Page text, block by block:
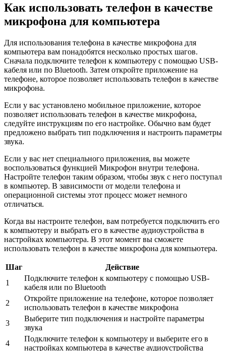
Как использовать телефон в качестве
микрофона для компьютера
Для использования телефона в качестве микрофона для
компьютера вам понадобятся несколько простых шагов.
Сначала подключите телефон к компьютеру с помощью USB-
кабеля или по Bluetooth. Затем откройте приложение на
телефоне, которое позволяет использовать телефон в качестве
микрофона.
Если у вас установлено мобильное приложение, которое
позволяет использовать телефон в качестве микрофона,
следуйте инструкциям по его настройке. Обычно вам будет
предложено выбрать тип подключения и настроить параметры
звука.
Если у вас нет специального приложения, вы можете
воспользоваться функцией Микрофон внутри телефона.
Настройте телефон таким образом, чтобы звук с него поступал
в компьютер. В зависимости от модели телефона и
операционной системы этот процесс может немного
отличаться.
Когда вы настроите телефон, вам потребуется подключить его
к компьютеру и выбрать его в качестве аудиоустройства в
настройках компьютера. В этот момент вы сможете
использовать телефон в качестве микрофона для компьютера.
Шаг
Действие
1
Подключите телефон к компьютеру с помощью USB-
кабеля или по Bluetooth
2
Откройте приложение на телефоне, которое позволяет
использовать телефон в качестве микрофона
3
Выберите тип подключения и настройте параметры
звука
4
Подключите телефон к компьютеру и выберите его в
настройках компьютера в качестве аудиоустройства